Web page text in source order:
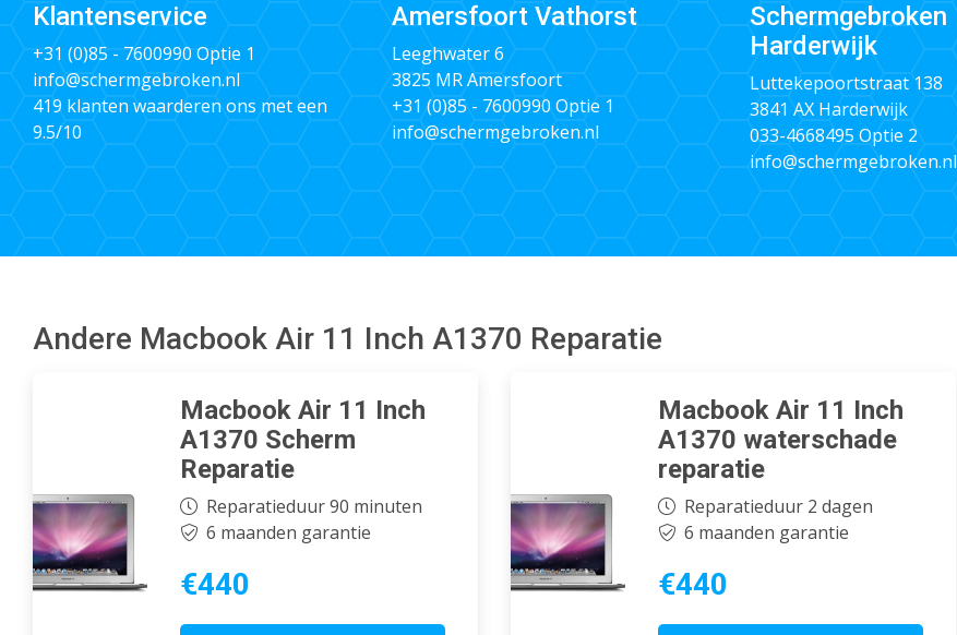
Klantenservice
+31 (0)85 - 7600990Optie 1
info@schermgebroken.nl
419 klanten waarderen ons met een
9.5/10
Amersfoort Vathorst
Leeghwater 6
3825 MR Amersfoort
+31 (0)85 - 7600990Optie 1
info@schermgebroken.nl
Schermgebroken
Harderwijk
Luttekepoortstraat 138
3841 AX Harderwijk
033-4668495 Optie 2
info@schermgebroken.nl
Andere Macbook Air 11 Inch A1370 Reparatie
Macbook Air 11 Inch
A1370 Scherm
Reparatie
Reparatieduur 90 minuten
6 maanden garantie
€440
Macbook Air 11 Inch
A1370 waterschade
reparatie
Reparatieduur 2 dagen
6 maanden garantie
€440